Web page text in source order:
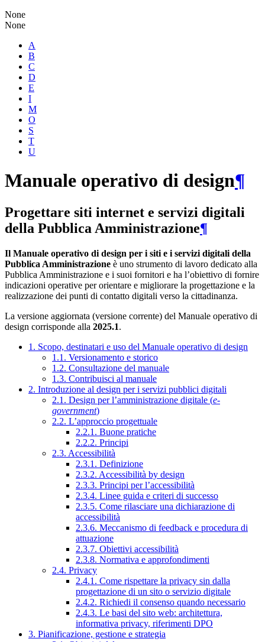
None
None
A
B
C
D
E
I
M
O
S
T
U
Manuale operativo di design¶
Progettare siti internet e servizi digitali
della Pubblica Amministrazione¶
Il Manuale operativo di design per i siti e i servizi digitali della
Pubblica Amministrazione è uno strumento di lavoro dedicato alla
Pubblica Amministrazione e i suoi fornitori e ha l’obiettivo di fornire
indicazioni operative per orientare e migliorare la progettazione e la
realizzazione dei punti di contatto digitali verso la cittadinanza.
La versione aggiornata (versione corrente) del Manuale operativo di
design corrisponde alla 2025.1.
1. Scopo, destinatari e uso del Manuale operativo di design
1.1. Versionamento e storico
1.2. Consultazione del manuale
1.3. Contribuisci al manuale
2. Introduzione al design per i servizi pubblici digitali
2.1. Design per l’amministrazione digitale (e-
government)
2.2. L’approccio progettuale
2.2.1. Buone pratiche
2.2.2. Principi
2.3. Accessibilità
2.3.1. Definizione
2.3.2. Accessibilità by design
2.3.3. Principi per l’accessibilità
2.3.4. Linee guida e criteri di successo
2.3.5. Come rilasciare una dichiarazione di
accessibilità
2.3.6. Meccanismo di feedback e procedura di
attuazione
2.3.7. Obiettivi accessibilità
2.3.8. Normativa e approfondimenti
2.4. Privacy
2.4.1. Come rispettare la privacy sin dalla
progettazione di un sito o servizio digitale
2.4.2. Richiedi il consenso quando necessario
2.4.3. Le basi del sito web: architettura,
informativa privacy, riferimenti DPO
3. Pianificazione, gestione e strategia